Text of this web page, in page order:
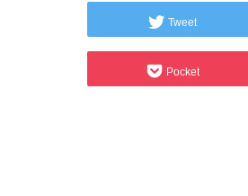
Tweet
Pocket